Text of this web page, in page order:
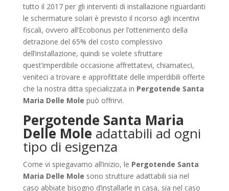
tutto il 2017 per gli interventi di installazione riguardanti
le schermature solari è previsto il ricorso agli incentivi
fiscali, ovvero all’Ecobonus per l’ottenimento della
detrazione del 65% del costo complessivo
dell’installazione, quindi se volete sfruttare
quest’imperdibile occasione affrettatevi, chiamateci,
veniteci a trovare e approfittate delle imperdibili offerte
che la nostra ditta specializzata in Pergotende Santa
Maria Delle Mole può offrirvi.
Pergotende Santa Maria
Delle Mole adattabili ad ogni
tipo di esigenza
Come vi spiegavamo all’inizio, le Pergotende Santa
Maria Delle Mole sono strutture adattabili sia nel
caso abbiate bisogno d’installarle in casa, sia nel caso